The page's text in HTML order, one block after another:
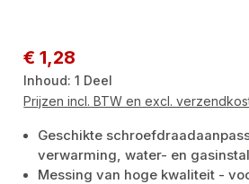
Normale prijs:
€ 1,28
Inhoud:1 Deel
Prijzen incl. BTW en excl.
Geschikte
verwarming, water- en
Messing van hoge kwaliteit -